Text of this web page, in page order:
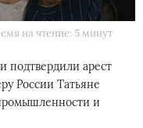
на чтение: 5 минут
подтвердили арест
России Татьяне
и